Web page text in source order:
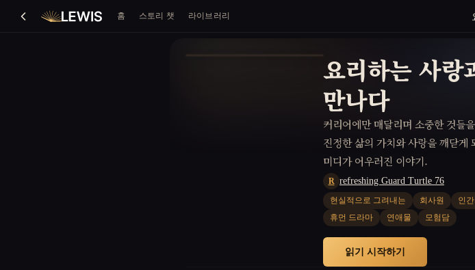
홈 스토리 챗 라이브러리
요리하는 사랑
만나다
커리어에만 매달리며 소중한 것들
진정한 삶의 가치와 사랑을 깨닫게
미디가 어우러진 이야기.
R refreshing Guard Turtle 76
현실적으로 그려내는 회사원 인
휴먼 드라마
연애물 모험담
읽기 시작하기